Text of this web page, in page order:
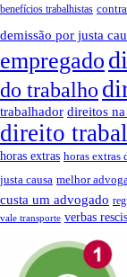
benefícios trabalhistas
demissão por justa
empregado
do trabalho
trabalhador direitos
direito
horas extras horas extras
justa causa melhor
custa um advogado
vale transporte verbas